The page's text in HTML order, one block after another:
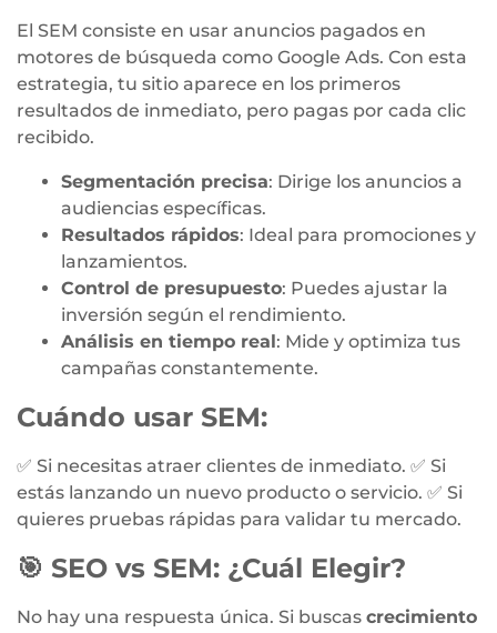
El SEM consiste en usar anuncios pagados en
motores de búsqueda como Google Ads. Con esta
estrategia, tu sitio aparece en los primeros
resultados de inmediato, pero pagas por cada clic
recibido.
Segmentación precisa: Dirige los anuncios a
audiencias específicas.
Resultados rápidos: Ideal para promociones y
lanzamientos.
Control de presupuesto: Puedes ajustar la
inversión según el rendimiento.
Análisis en tiempo real : Mide y optimiza tus
campañas constantemente.
Cuándo usar SEM:
✅ Si necesitas atraer clientes de inmediato. ✅ Si
estás lanzando un nuevo producto o servicio. ✅ Si
quieres pruebas rápidas para validar tu mercado.
🎯 SEO vs SEM: ¿Cuál Elegir?
No hay una respuesta única. Si buscas crecimiento